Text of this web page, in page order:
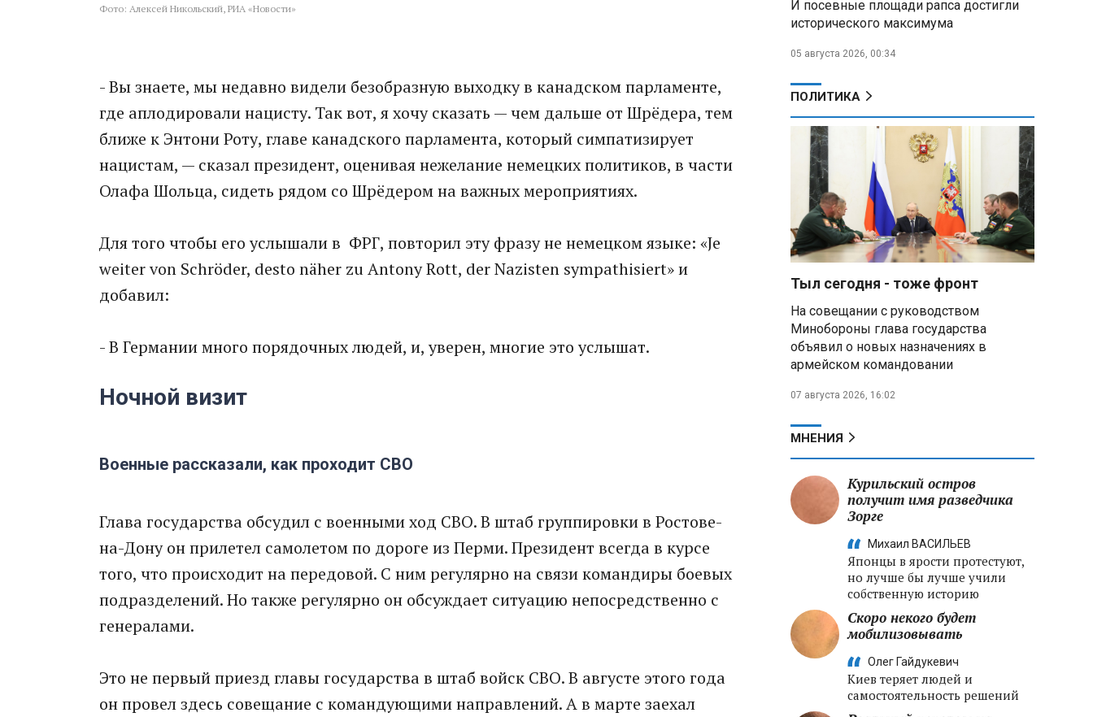
Фото: Алексей Никольский, РИА «Новости»
- Вы знаете, мы недавно видели безобразную выходку в канадском парламенте,
где аплодировали нацисту. Так вот, я хочу сказать — чем дальше от Шрёдера, тем
ближе к Энтони Роту, главе канадского парламента, который симпатизирует
нацистам, — сказал президент, оценивая нежелание немецких политиков, в части
Олафа Шольца, сидеть рядом со Шрёдером на важных мероприятиях.
Для того чтобы его услышали в ФРГ, повторил эту фразу не немецком языке: «Je
weiter von Schröder, desto näher zu Antony Rott, der Nazisten sympathisiert» и
добавил:
- В Германии много порядочных людей, и, уверен, многие это услышат.
Ночной визит
Военные рассказали, как проходит СВО
Глава государства обсудил с военными ход СВО. В штаб группировки в Ростове-
на-Дону он прилетел самолетом по дороге из Перми. Президент всегда в курсе
того, что происходит на передовой. С ним регулярно на связи командиры боевых
подразделений. Но также регулярно он обсуждает ситуацию непосредственно с
генералами.
Это не первый приезд главы государства в штаб войск СВО. В августе этого года
он провел здесь совещание с командующими направлений. А в марте заехал
Минобороны РФ: при
освобождении Анискино ВСУ
военных сдалась в плен
Александр Лукашенко:
Россияне «услышали батьку» и
скупают пустующие дома в
белорусских деревнях
Алесандр Лукашенко назвал
работу сельской торговли
«неудовлетворительной» и
возмутился «просрочкой и
тухлятиной»
Владимир Путин обсудил с
меры по защите инфраструктуры
от терактов
Минобороны РФ: «Искандер»
ВСУ в Днепропетровской
e‑торговле, биржевому рынку и
ученым званиям
И посевные площади рапса достигли
исторического максимума
05 августа 2026, 00:34
ПОЛИТИКА
Тыл сегодня - тоже фронт
На совещании с руководством
Минобороны глава государства
объявил о новых назначениях в
армейском командовании
07 августа 2026, 16:02
МНЕНИЯ
Курильский остров
получит имя разведчика
Зорге
Михаил ВАСИЛЬЕВ
Японцы в ярости протестуют,
но лучше бы лучше учили
собственную историю
Скоро некого будет
мобилизовывать
Олег Гайдукевич
Киев теряет людей и
самостоятельность решений